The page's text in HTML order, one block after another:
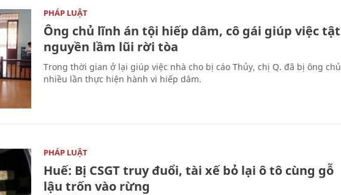
PHÁP LUẬT
Ông chủ lĩnh án tội hiếp dâm, cô gái giúp việc tật
nguyền lầm lũi rời tòa
Trong thời gian ở lại giúp việc nhà cho bị cáo Thủy, chị Q. đã bị ông chủ
nhiều lần thực hiện hành vi hiếp dâm.
PHÁP LUẬT
Huế: Bị CSGT truy đuổi, tài xế bỏ lại ô tô cùng gỗ
lậu trốn vào rừng